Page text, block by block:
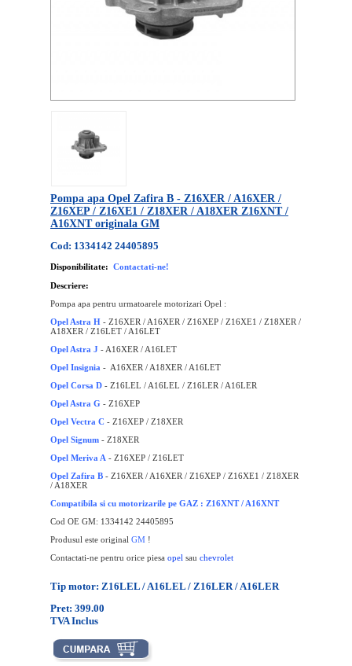
Pompa apa Opel Zafira B - Z16XER / A16XER /
Z16XEP / Z16XE1 / Z18XER / A18XER Z16XNT /
A16XNT originala GM
Cod: 1334142 24405895
Disponibilitate: Contactati-ne!
Descriere:
Pompa apa pentru urmatoarele motorizari Opel :
Opel Astra H - Z16XER / A16XER / Z16XEP / Z16XE1 / Z18XER /
A18XER / Z16LET / A16LET
Opel Astra J - A16XER / A16LET
Opel Insignia - A16XER / A18XER / A16LET
Opel Corsa D - Z16LEL / A16LEL / Z16LER / A16LER
Opel Astra G - Z16XEP
Opel Vectra C - Z16XEP / Z18XER
Opel Signum - Z18XER
Opel Meriva A - Z16XEP / Z16LET
Opel Zafira B - Z16XER / A16XER / Z16XEP / Z16XE1 / Z18XER
/ A18XER
Compatibila si cu motorizarile pe GAZ : Z16XNT / A16XNT
Cod OE GM: 1334142 24405895
Produsul este original GM !
Contactati-ne pentru orice piesa opel sau chevrolet
Tip motor: Z16LEL / A16LEL / Z16LER / A16LER
Pret: 399.00
TVA Inclus